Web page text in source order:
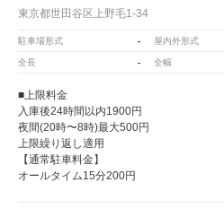
東京都世田谷区上野毛1-34
駐車場形式 - 屋内外形式
全長 - 全幅
■上限料金
入庫後24時間以内1900円
夜間(20時〜8時)最大500円
上限繰り返し適用
【通常駐車料金】
オールタイム15分200円